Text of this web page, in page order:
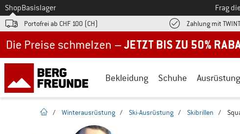
Zum
ShopBasislager Frag
Portofrei ab CHF 100 (CH) Zahlung mit TWINT
Bekleidung Schuhe Ausrüstung
Startseite
/ Winterausrüstung / Ski-Ausrüstung / Skibrillen /